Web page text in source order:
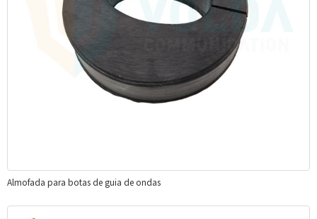
Almofada para botas de guia de ondas